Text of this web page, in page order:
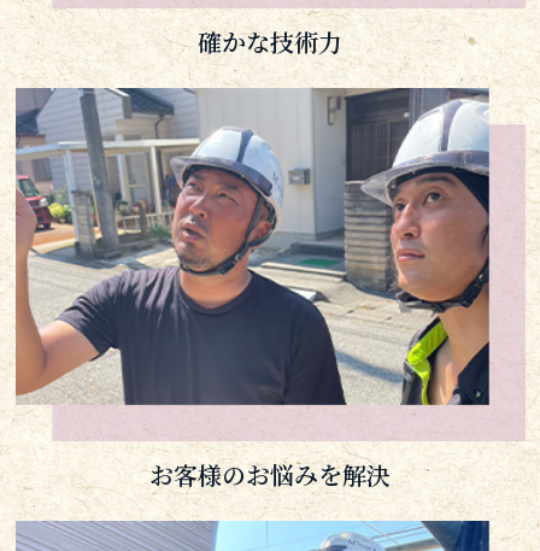
確かな技術力
お客様のお悩みを解決